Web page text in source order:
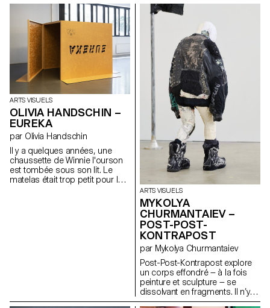
pour communiquer à propos
des musiques populaires
aujourd’hui.
ARTS VISUELS
OLIVIA HANDSCHIN –
EUREKA
par Olivia Handschin
Il y a quelques années, une
chaussette de Winnie l'ourson
est tombée sous son lit. Le
matelas était trop petit pour le
collecte tous ces petits objets
ARTS VISUELS
MYKOLYA
CHURMANTAIEV –
POST-POST-
KONTRAPOST
par Mykolya Churmantaiev
Post-Post-Kontrapost explore
un corps effondré — à la fois
peinture et sculpture — se
dissolvant en fragments. Il n’y a
plus d’action, seulement une